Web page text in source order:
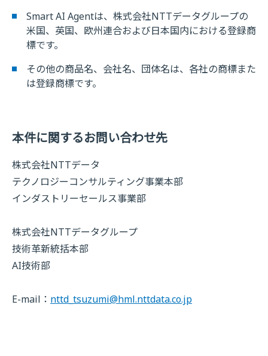
Smart AI Agentは、株式会社NTTデータグループの
米国、英国、欧州連合および日本国内における登録商
標です。
その他の商品名、会社名、団体名は、各社の商標また
は登録商標です。
本件に関するお問い合わせ先
株式会社NTTデータ
テクノロジーコンサルティング事業本部
インダストリーセールス事業部
株式会社NTTデータグループ
技術革新統括本部
AI技術部
E-mail： nttd_tsuzumi@hml.nttdata.co.jp